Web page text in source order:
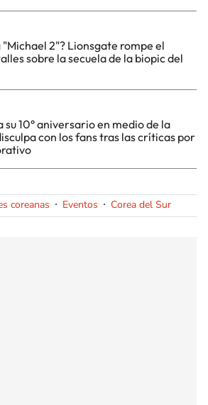
"Michael 2"? Lionsgate rompe el
sobre la secuela de la biopic del
su 10° aniversario en medio de la
con los fans tras las críticas por
coreanas Eventos Corea del Sur